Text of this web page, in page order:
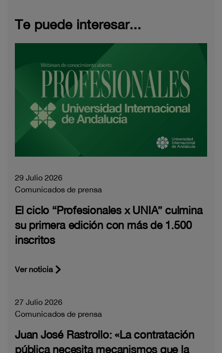
Te puede interesar...
29 Julio 2026
Comunicados de prensa
El ciclo “Profesionales x UNIA” culmina
su primera edición con más de 1.500
inscritos
Ver noticia
27 Julio 2026
Comunicados de prensa
Juan José Rastrollo: «La contratación
pública necesita mecanismos que la